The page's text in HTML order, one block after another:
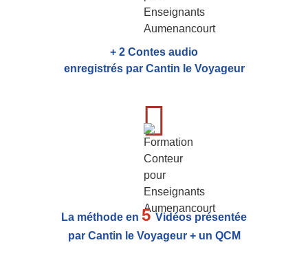
+ 2 Contes audio
enregistrés par Cantin le Voyageur
La méthode en 5Vidéos présentée
par Cantin le Voyageur + un QCM